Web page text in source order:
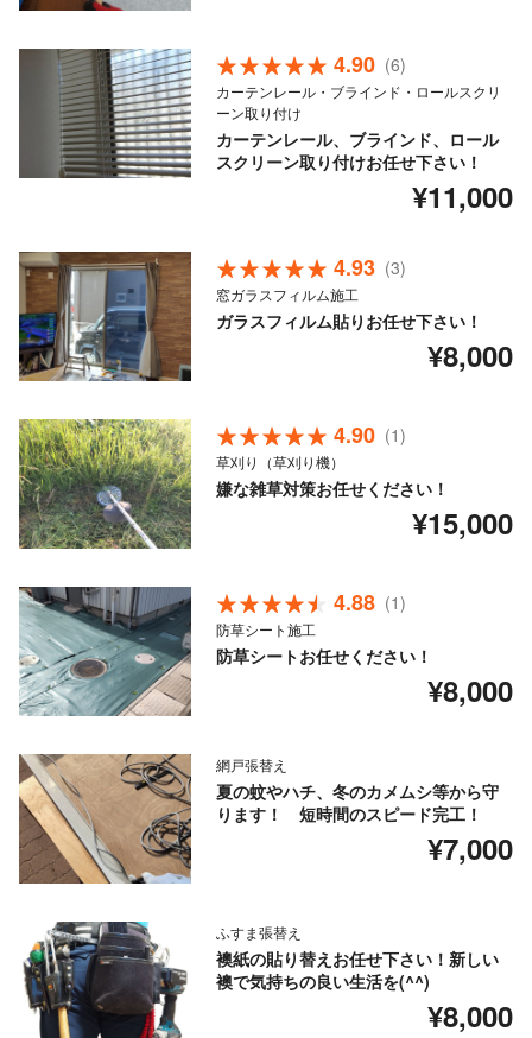
4.90 (6)
カーテンレール・ブラインド・ロールスクリ
ーン取り付け
カーテンレール、ブラインド、ロール
スクリーン取り付けお任せ下さい！
¥11,000
4.93 (3)
窓ガラスフィルム施工
ガラスフィルム貼りお任せ下さい！
¥8,000
4.90 (1)
草刈り（草刈り機）
嫌な雑草対策お任せください！
¥15,000
4.88 (1)
防草シート施工
防草シートお任せください！
¥8,000
網戸張替え
夏の蚊やハチ、冬のカメムシ等から守
ります！ 短時間のスピード完工！
¥7,000
ふすま張替え
襖紙の貼り替えお任せ下さい！新しい
襖で気持ちの良い生活を(^^)
¥8,000